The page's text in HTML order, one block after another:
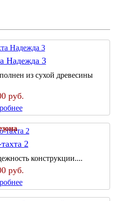
Надежда 3
из сухой древесины
руб.
2
конструкции....
руб.